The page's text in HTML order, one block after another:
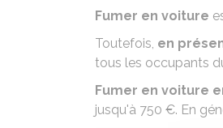
Fumer en voiture
Toutefois, en
tous les occupants
Fumer en voiture
jusqu'à 750 €. En